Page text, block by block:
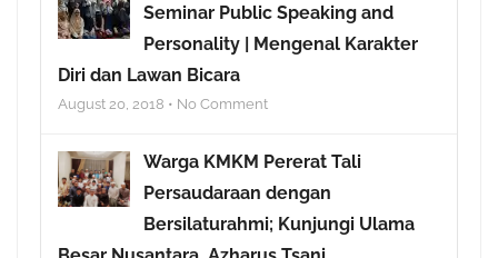
Seminar Public Speaking and
Personality | Mengenal Karakter
Diri dan Lawan Bicara
August 20, 2018 • No Comment
Warga KMKM Pererat Tali
Persaudaraan dengan
Bersilaturahmi; Kunjungi Ulama